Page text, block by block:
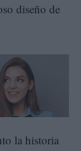
diseño de
la historia